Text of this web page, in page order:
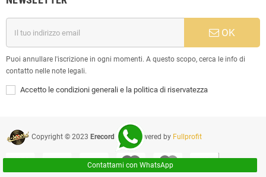
OK
Puoi annullare l'iscrizione in ogni momenti. A questo scopo, cerca le info di
contatto nelle note legali.
Accetto le condizioni generali e la politica di riservatezza
Contattami con WhatsApp
Copyright © 2023 Erecord Srl| Powered by Fullprofit